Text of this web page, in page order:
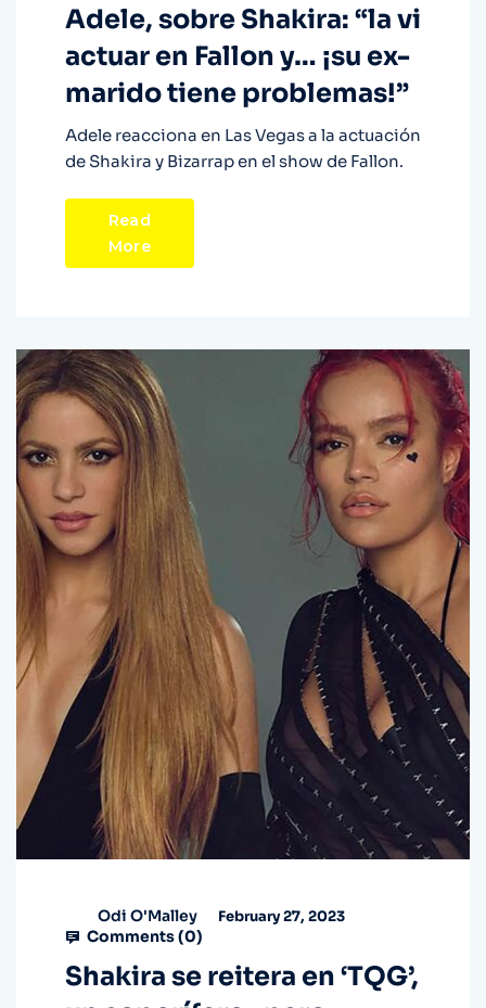
Adele, sobre Shakira: “la vi
actuar en Fallon y… ¡su ex-
marido tiene problemas!”
Adele reacciona en Las Vegas a la actuación
de Shakira y Bizarrap en el show de Fallon.
Read
More
Odi O'Malley February 27, 2023
Comments (0)
Shakira se reitera en ‘TQG’,